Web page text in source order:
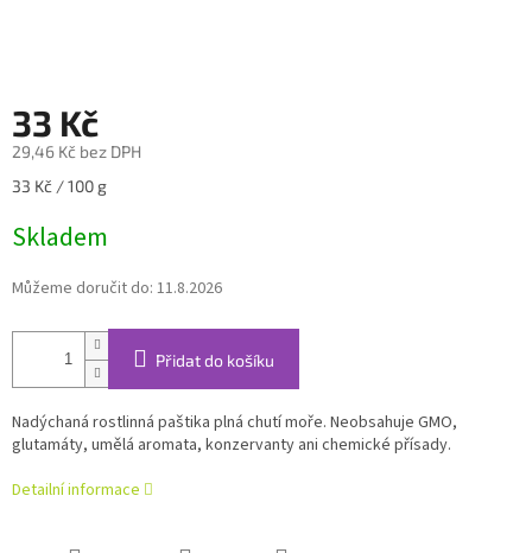
33 Kč
29,46 Kč bez DPH
Měrná
33 Kč / 100 g
Skladem
Můžeme doručit do: 11.8.2026
Přidat do košíku
Nadýchaná rostlinná paštika plná chutí moře. Neobsahuje GMO,
glutamáty, umělá aromata, konzervanty ani chemické přísady.
Detailní informace